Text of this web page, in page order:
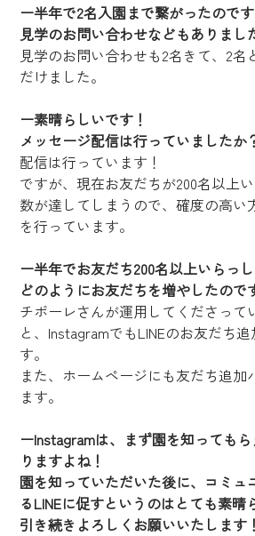
ー半年で2名入園まで繋がったのです
見学のお問い合わせなどもありまし
見学のお問い合わせも2名きて、2名
だけました。
ー素晴らしいです！
メッセージ配信は行っていましたか
配信は行っています！
ですが、現在お友だちが200名以上
数が達してしまうので、確度の高い
を行っています。
ー半年でお友だち200名以上いらっ
どのようにお友だちを増やしたので
チポーレさんが運用してくださって
と、InstagramでもLINEのお友だち
す。
また、ホームページにも友だち追加
ます。
ーInstagramは、まず園を知っても
りますよね！
園を知っていただいた後に、コミュ
るLINEに促すというのはとても素晴
引き続きよろしくお願いいたします！